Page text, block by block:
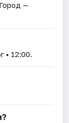
—
• 12:00.